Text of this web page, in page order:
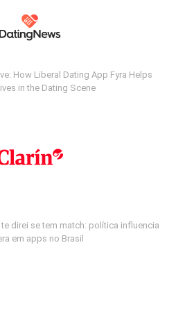
How Liberal Dating App Fyra Helps
in the Dating Scene
direi se tem match: política influencia
em apps no Brasil